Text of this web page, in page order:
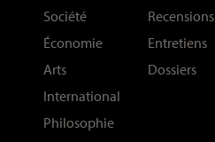
Société
Économie
Arts
International
Philosophie
Recensions
Entretiens
Dossiers